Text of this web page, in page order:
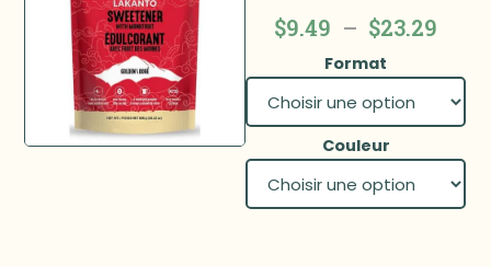
$9.49 – $23.29
Format
Couleur